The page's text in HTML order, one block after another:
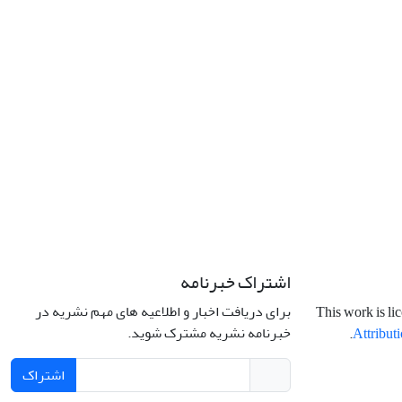
This work is
.
اشتراک خبرنامه
برای دریافت اخبار و اطلاعیه های مهم نشریه در
خبرنامه نشریه مشترک شوید.
اشتراک